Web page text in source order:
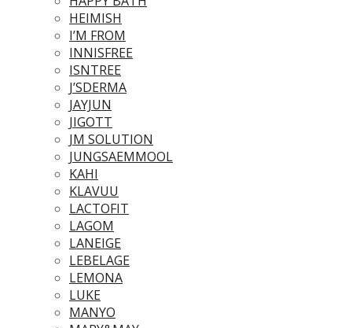
HEIMISH
I’M FROM
INNISFREE
ISNTREE
J’SDERMA
JAYJUN
JIGOTT
JM SOLUTION
JUNGSAEMMOOL
KAHI
KLAVUU
LACTOFIT
LAGOM
LANEIGE
LEBELAGE
LEMONA
LUKE
MANYO